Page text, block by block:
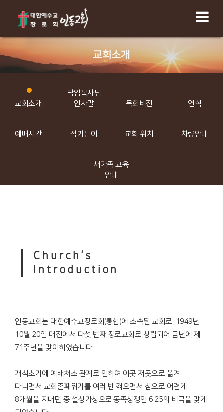
교회소개
교회소개
담임목사님
인사말
목회비전 연혁
예배시간 섬기는이 교회 위치 차량안내
새가족 교육
안내
Church’s
Introduction
인동교회는 대한예수교장로회(통합)에 소속된 교회로, 1949년
10월 20일 대전에서 다섯 번째 장로교회로 창립되어 금년에 제
71주년을 맞이하였습니다.
개척초기에 예배처소 관계로 인하여 이곳 저곳으로 옮겨
다니면서 교회존폐위기를 여러 번 겪으면서 참으로 어렵게
8개월을 지내던 중 설상가상으로 동족상쟁인 6.25의 비극을 맞게